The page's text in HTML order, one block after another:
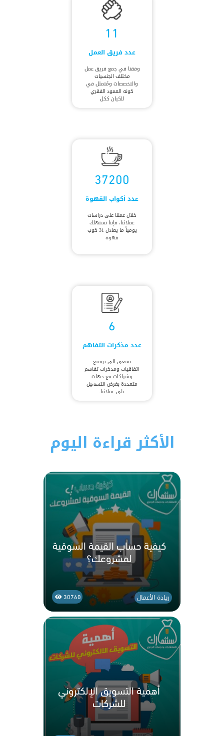
11
عدد فريق العمل
وفقنا في جمع فريق عمل
مختلف الجنسيات
والتخصصات ومُتمثل في
كونه العمود الفقري
للكيان ككل
37200
عدد أكواب القهوة
خلال عملنا على دراسات
عملائنا، فإننا نستهلك
يومياً ما يعادل 31 كوب
قهوة
6
عدد مذكرات التفاهم
نسعى الى توقيع
اتفاقيات ومذكرات تفاهم
وشراكات مع جهات
متعددة بغرض التسهيل
على عملائنا.
الأكثر قراءة اليوم
كيفية حساب القيمة السوقية
لمشروعك؟
30760 ريادة الأعمال
أهمية التسويق الإلكتروني
للشركات